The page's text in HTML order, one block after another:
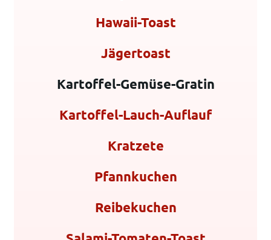
Hawaii-Toast
Jägertoast
Kartoffel-Gemüse-Gratin
Kartoffel-Lauch-Auflauf
Kratzete
Pfannkuchen
Reibekuchen